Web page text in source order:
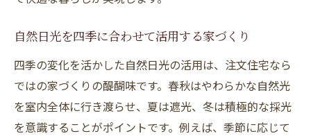
自然日光を四季に合わせて活用する家づくり
四季の変化を活かした自然日光の活用は、注文住宅なら
ではの家づくりの醍醐味です。春秋はやわらかな自然光
を室内全体に行き渡らせ、夏は遮光、冬は積極的な採光
を意識することがポイントです。例えば、季節に応じて